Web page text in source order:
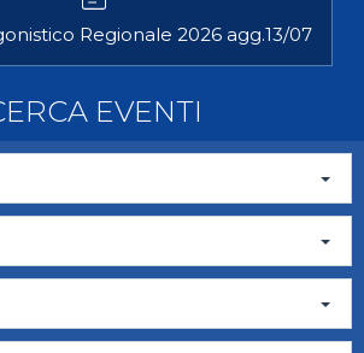
Regionale 2026 agg.13/07
EVENTI